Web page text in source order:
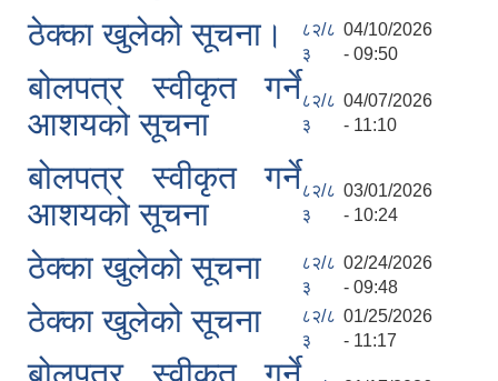
ठेक्का खुलेको सूचना।
८२/८
३
04/10/2026
- 09:50
बोलपत्र स्वीकृत गर्ने
आशयको सूचना
८२/८
३
04/07/2026
- 11:10
बोलपत्र स्वीकृत गर्ने
आशयको सूचना
८२/८
३
03/01/2026
- 10:24
ठेक्का खुलेको सूचना
८२/८
३
02/24/2026
- 09:48
ठेक्का खुलेको सूचना
८२/८
३
01/25/2026
- 11:17
बोलपत्र स्वीकृत गर्ने